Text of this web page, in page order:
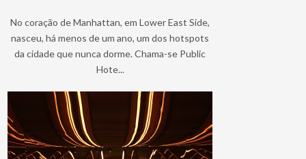
No coração de Manhattan, em Lower East Side,
nasceu, há menos de um ano, um dos hotspots
da cidade que nunca dorme. Chama-se Public
Hote...